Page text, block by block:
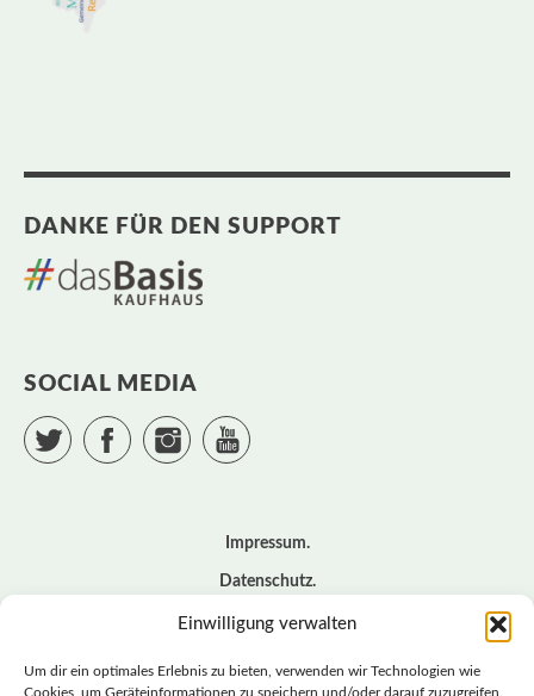
Einwilligung verwalten
Um dir ein optimales Erlebnis zu bieten, verwenden wir Technologien wie
Cookies, um Geräteinformationen zu speichern und/oder darauf zuzugreifen.
DANKE FÜR DEN SUPPORT
SOCIAL MEDIA
Twitter Facebook Instagram
Impressum
Datenschutz
Cookie – Richtlinie (EU)